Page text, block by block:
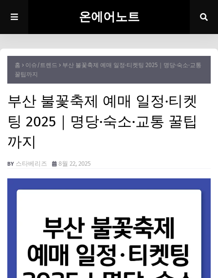
온에어노트
홈 이슈/트렌드
부산 불꽃축제 예매 일정·티켓팅 2025｜명당·숙소·교통
꿀팁까지
부산 불꽃축제 예매 일정·티켓
팅 2025｜명당·숙소·교통 꿀팁
까지
스타베리즈 8월 22, 2025